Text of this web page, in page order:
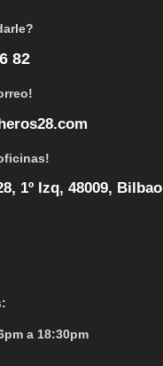
82
1º Izq, 48009, Bilbao
a 18:30pm